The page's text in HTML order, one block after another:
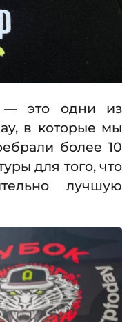
— это одни из
в которые мы
более 10
для того, что
лучшую